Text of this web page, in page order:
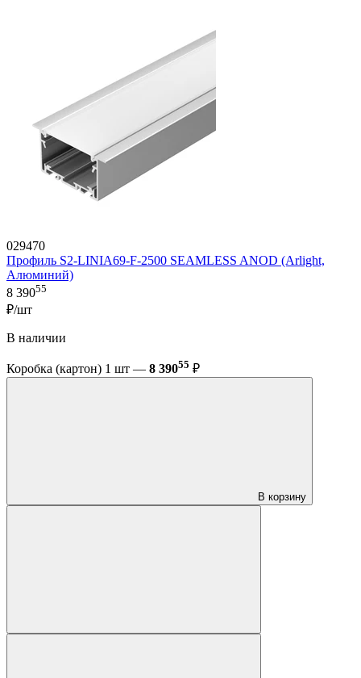
029470
Профиль S2-LINIA69-F-2500 SEAMLESS ANOD (Arlight,
Алюминий)
8 39055
₽/шт
В наличии
Коробка (картон) 1 шт — 8 39055 ₽
В корзину